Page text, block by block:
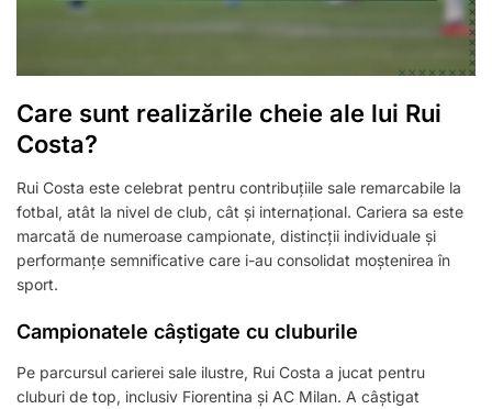
Care sunt realizările cheie ale lui Rui
Costa?
Rui Costa este celebrat pentru contribuțiile sale remarcabile la
fotbal, atât la nivel de club, cât și internațional. Cariera sa este
marcată de numeroase campionate, distincții individuale și
performanțe semnificative care i-au consolidat moștenirea în
sport.
Campionatele câștigate cu cluburile
Pe parcursul carierei sale ilustre, Rui Costa a jucat pentru
cluburi de top, inclusiv Fiorentina și AC Milan. A câștigat